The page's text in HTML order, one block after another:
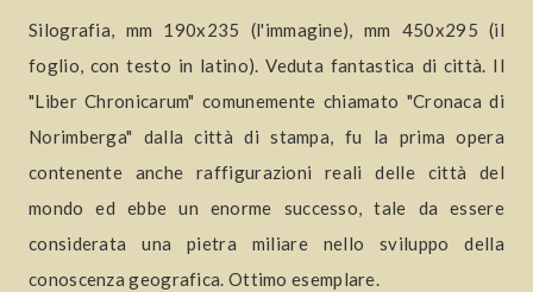
Silografia, mm 190x235 (l'immagine), mm 450x295 (il
foglio, con testo in latino). Veduta fantastica di città. Il
"Liber Chronicarum" comunemente chiamato "Cronaca di
Norimberga" dalla città di stampa, fu la prima opera
contenente anche raffigurazioni reali delle città del
mondo ed ebbe un enorme successo, tale da essere
considerata una pietra miliare nello sviluppo della
conoscenza geografica. Ottimo esemplare.